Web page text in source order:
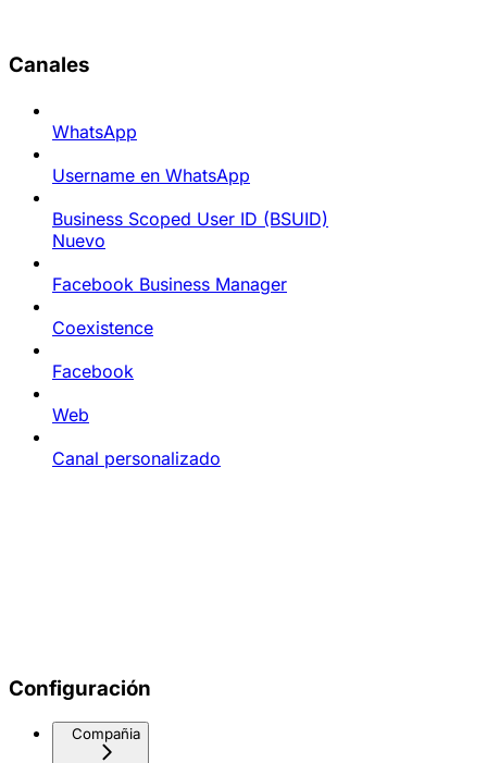
Canales
WhatsApp
Username en WhatsApp
Business Scoped User ID (BSUID)
Nuevo
Facebook Business Manager
Coexistence
Facebook
Web
Canal personalizado
Configuración
Compañia